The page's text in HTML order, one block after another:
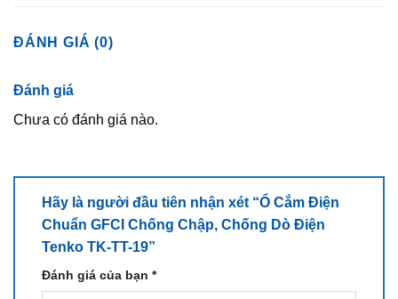
ĐÁNH GIÁ (0)
Đánh giá
Chưa có đánh giá nào.
Hãy là người đầu tiên nhận xét “Ổ Cắm Điện
Chuẩn GFCI Chống Chập, Chống Dò Điện
Tenko TK-TT-19”
Đánh giá của bạn *